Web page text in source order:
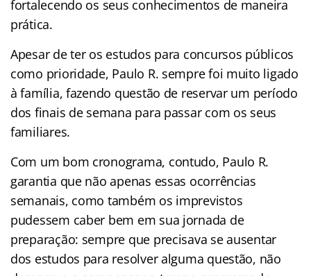
fortalecendo os seus conhecimentos de maneira
prática.
Apesar de ter os estudos para concursos públicos
como prioridade, Paulo R. sempre foi muito ligado
à família, fazendo questão de reservar um período
dos finais de semana para passar com os seus
familiares.
Com um bom cronograma, contudo, Paulo R.
garantia que não apenas essas ocorrências
semanais, como também os imprevistos
pudessem caber bem em sua jornada de
preparação: sempre que precisava se ausentar
dos estudos para resolver alguma questão, não